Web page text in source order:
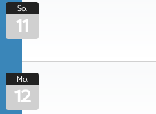
So.
11
Mo.
12